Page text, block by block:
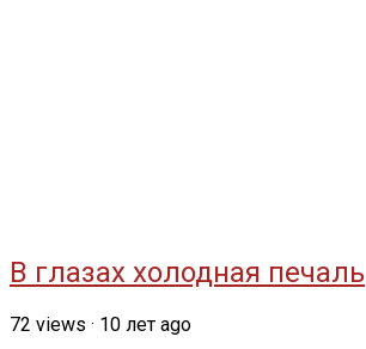
В глазах холодная печаль
72 views · 10 лет ago